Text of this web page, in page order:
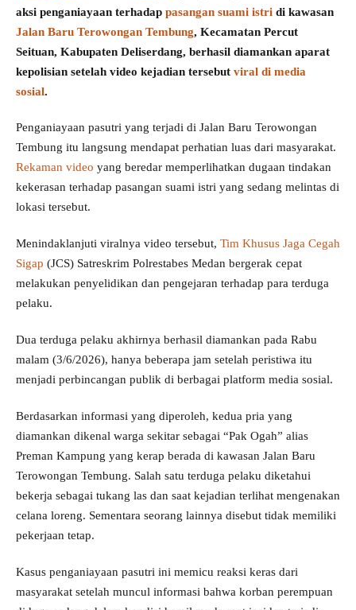
aksi penganiayaan terhadap pasangan suami istri di kawasan
Jalan Baru Terowongan Tembung, Kecamatan Percut
Seituan, Kabupaten Deliserdang, berhasil diamankan aparat
kepolisian setelah video kejadian tersebut viral di media
sosial.
Penganiayaan pasutri yang terjadi di Jalan Baru Terowongan
Tembung itu langsung mendapat perhatian luas dari masyarakat.
Rekaman video yang beredar memperlihatkan dugaan tindakan
kekerasan terhadap pasangan suami istri yang sedang melintas di
lokasi tersebut.
Menindaklanjuti viralnya video tersebut, Tim Khusus Jaga Cegah
Sigap (JCS) Satreskrim Polrestabes Medan bergerak cepat
melakukan penyelidikan dan pengejaran terhadap para terduga
pelaku.
Dua terduga pelaku akhirnya berhasil diamankan pada Rabu
malam (3/6/2026), hanya beberapa jam setelah peristiwa itu
menjadi perbincangan publik di berbagai platform media sosial.
Berdasarkan informasi yang diperoleh, kedua pria yang
diamankan dikenal warga sekitar sebagai “Pak Ogah” alias
Preman Kampung yang kerap berada di kawasan Jalan Baru
Terowongan Tembung. Salah satu terduga pelaku diketahui
bekerja sebagai tukang las dan saat kejadian terlihat mengenakan
celana loreng. Sementara seorang lainnya disebut tidak memiliki
pekerjaan tetap.
Kasus penganiayaan pasutri ini memicu reaksi keras dari
masyarakat setelah muncul informasi bahwa korban perempuan